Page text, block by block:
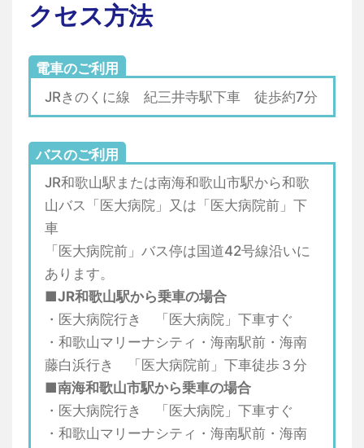
クセス方法
電車のご利用
JRきのくに線 紀三井寺駅下車 徒歩約7分
バスのご利用
JR和歌山駅または南海和歌山市駅から和歌
山バス「医大病院」又は「医大病院前」下
車
「医大病院前」バス停は国道42号線沿いに
あります。
■JR和歌山駅から乗車の場合
・医大病院行き 「医大病院」下車すぐ
・和歌山マリーナシティ・海南駅前・海南
藤白浜行き 「医大病院前」下車徒歩３分
■南海和歌山市駅から乗車の場合
・医大病院行き 「医大病院」下車すぐ
・和歌山マリーナシティ・海南駅前・海南